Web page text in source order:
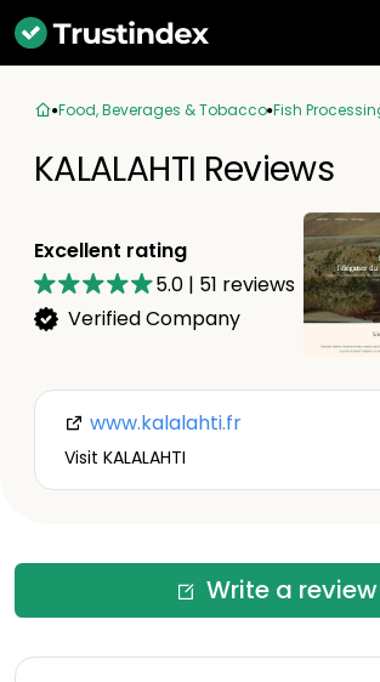
Food, Beverages & Tobacco Fish
KALALAHTI Reviews
Excellent rating
5.0 | 51 reviews
Verified Company
www.kalalahti.fr
Visit KALALAHTI
Write a review